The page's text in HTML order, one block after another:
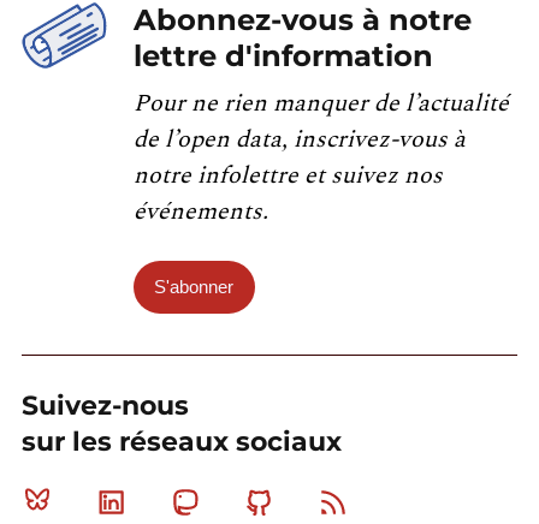
Abonnez-vous à notre
lettre d'information
Pour ne rien manquer de l’actualité
de l’open data, inscrivez-vous à
notre infolettre et suivez nos
événements.
S'abonner
Suivez-nous
sur les réseaux sociaux
Bluesky Linkedin MastodonGithub